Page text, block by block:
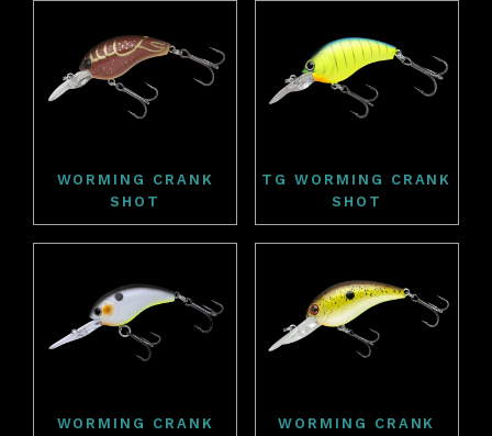
WORMING CRANK
SHOT
TG WORMING CRANK
SHOT
WORMING CRANK
WORMING CRANK